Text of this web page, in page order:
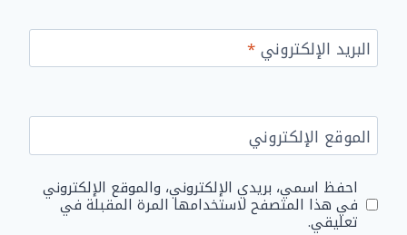
البريد الإلكتروني*
الموقع الإلكتروني
احفظ اسمي، بريدي الإلكتروني، والموقع الإلكتروني
في هذا المتصفح لاستخدامها المرة المقبلة في
تعليقي.